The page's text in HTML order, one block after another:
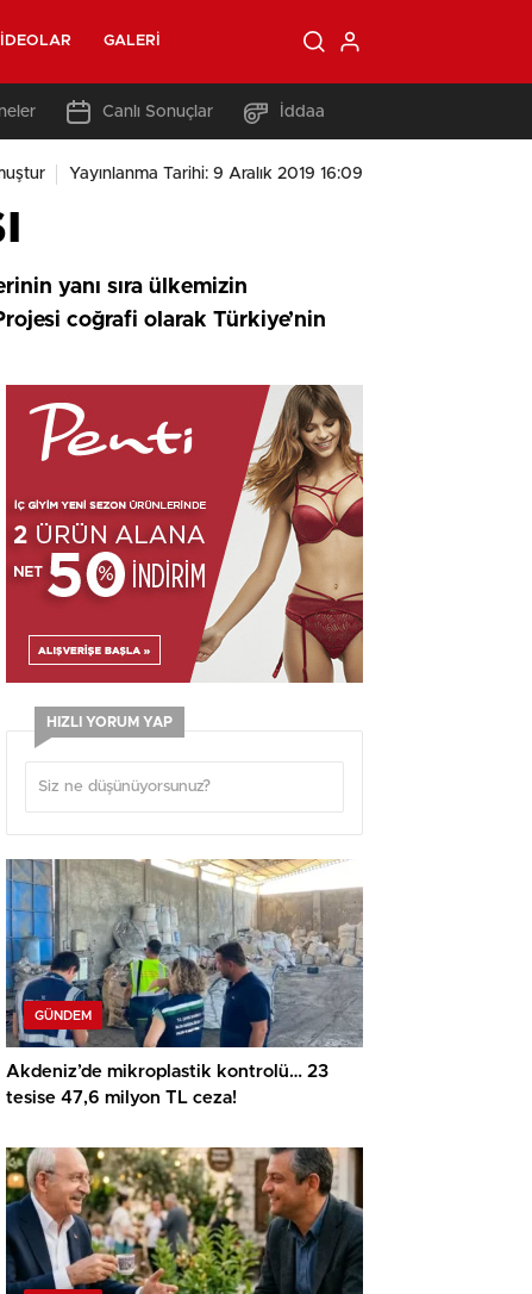
GALERI
Canlı Sonuçlar İddaa
Yayınlanma Tarihi: 9 Aralık 2019 16:09
yanı sıra ülkemizin
coğrafi olarak Türkiye’nin
HIZLI YORUM YAP
GÜNDEM
Akdeniz’de mikroplastik kontrolü… 23
tesise 47,6 milyon TL ceza!